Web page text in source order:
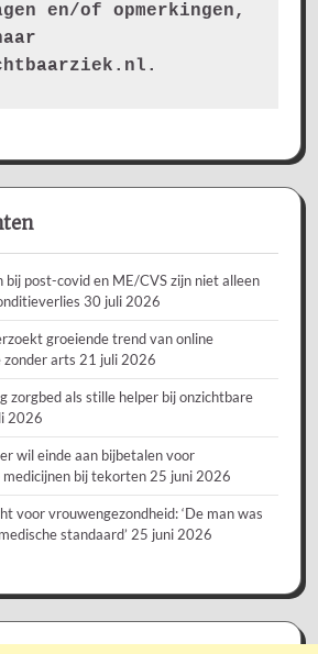
en/of opmerkingen,
bij post-covid en ME/CVS zijn niet alleen
30 juli 2026
groeiende trend van online
arts 21 juli 2026
zorgbed als stille helper bij onzichtbare
2026
wil einde aan bijbetalen voor
bij tekorten 25 juni 2026
voor vrouwengezondheid: ‘De man was
standaard’ 25 juni 2026